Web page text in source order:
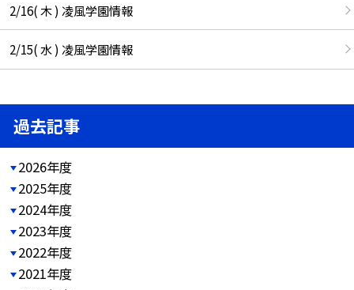
2/16( 木 ) 凌風学園情報
2/15( 水 ) 凌風学園情報
過去記事
2026年度
2025年度
2024年度
2023年度
2022年度
2021年度